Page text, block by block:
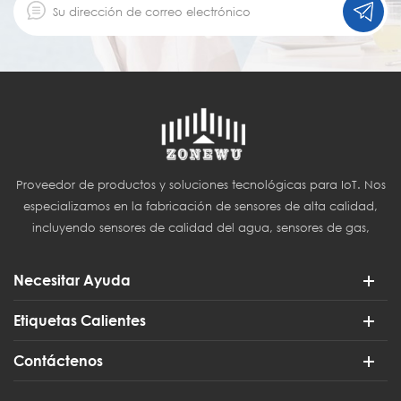
Proveedor de productos y soluciones tecnológicas para IoT. Nos
especializamos en la fabricación de sensores de alta calidad,
incluyendo sensores de calidad del agua, sensores de gas,
Necesitar Ayuda
Etiquetas Calientes
Contáctenos